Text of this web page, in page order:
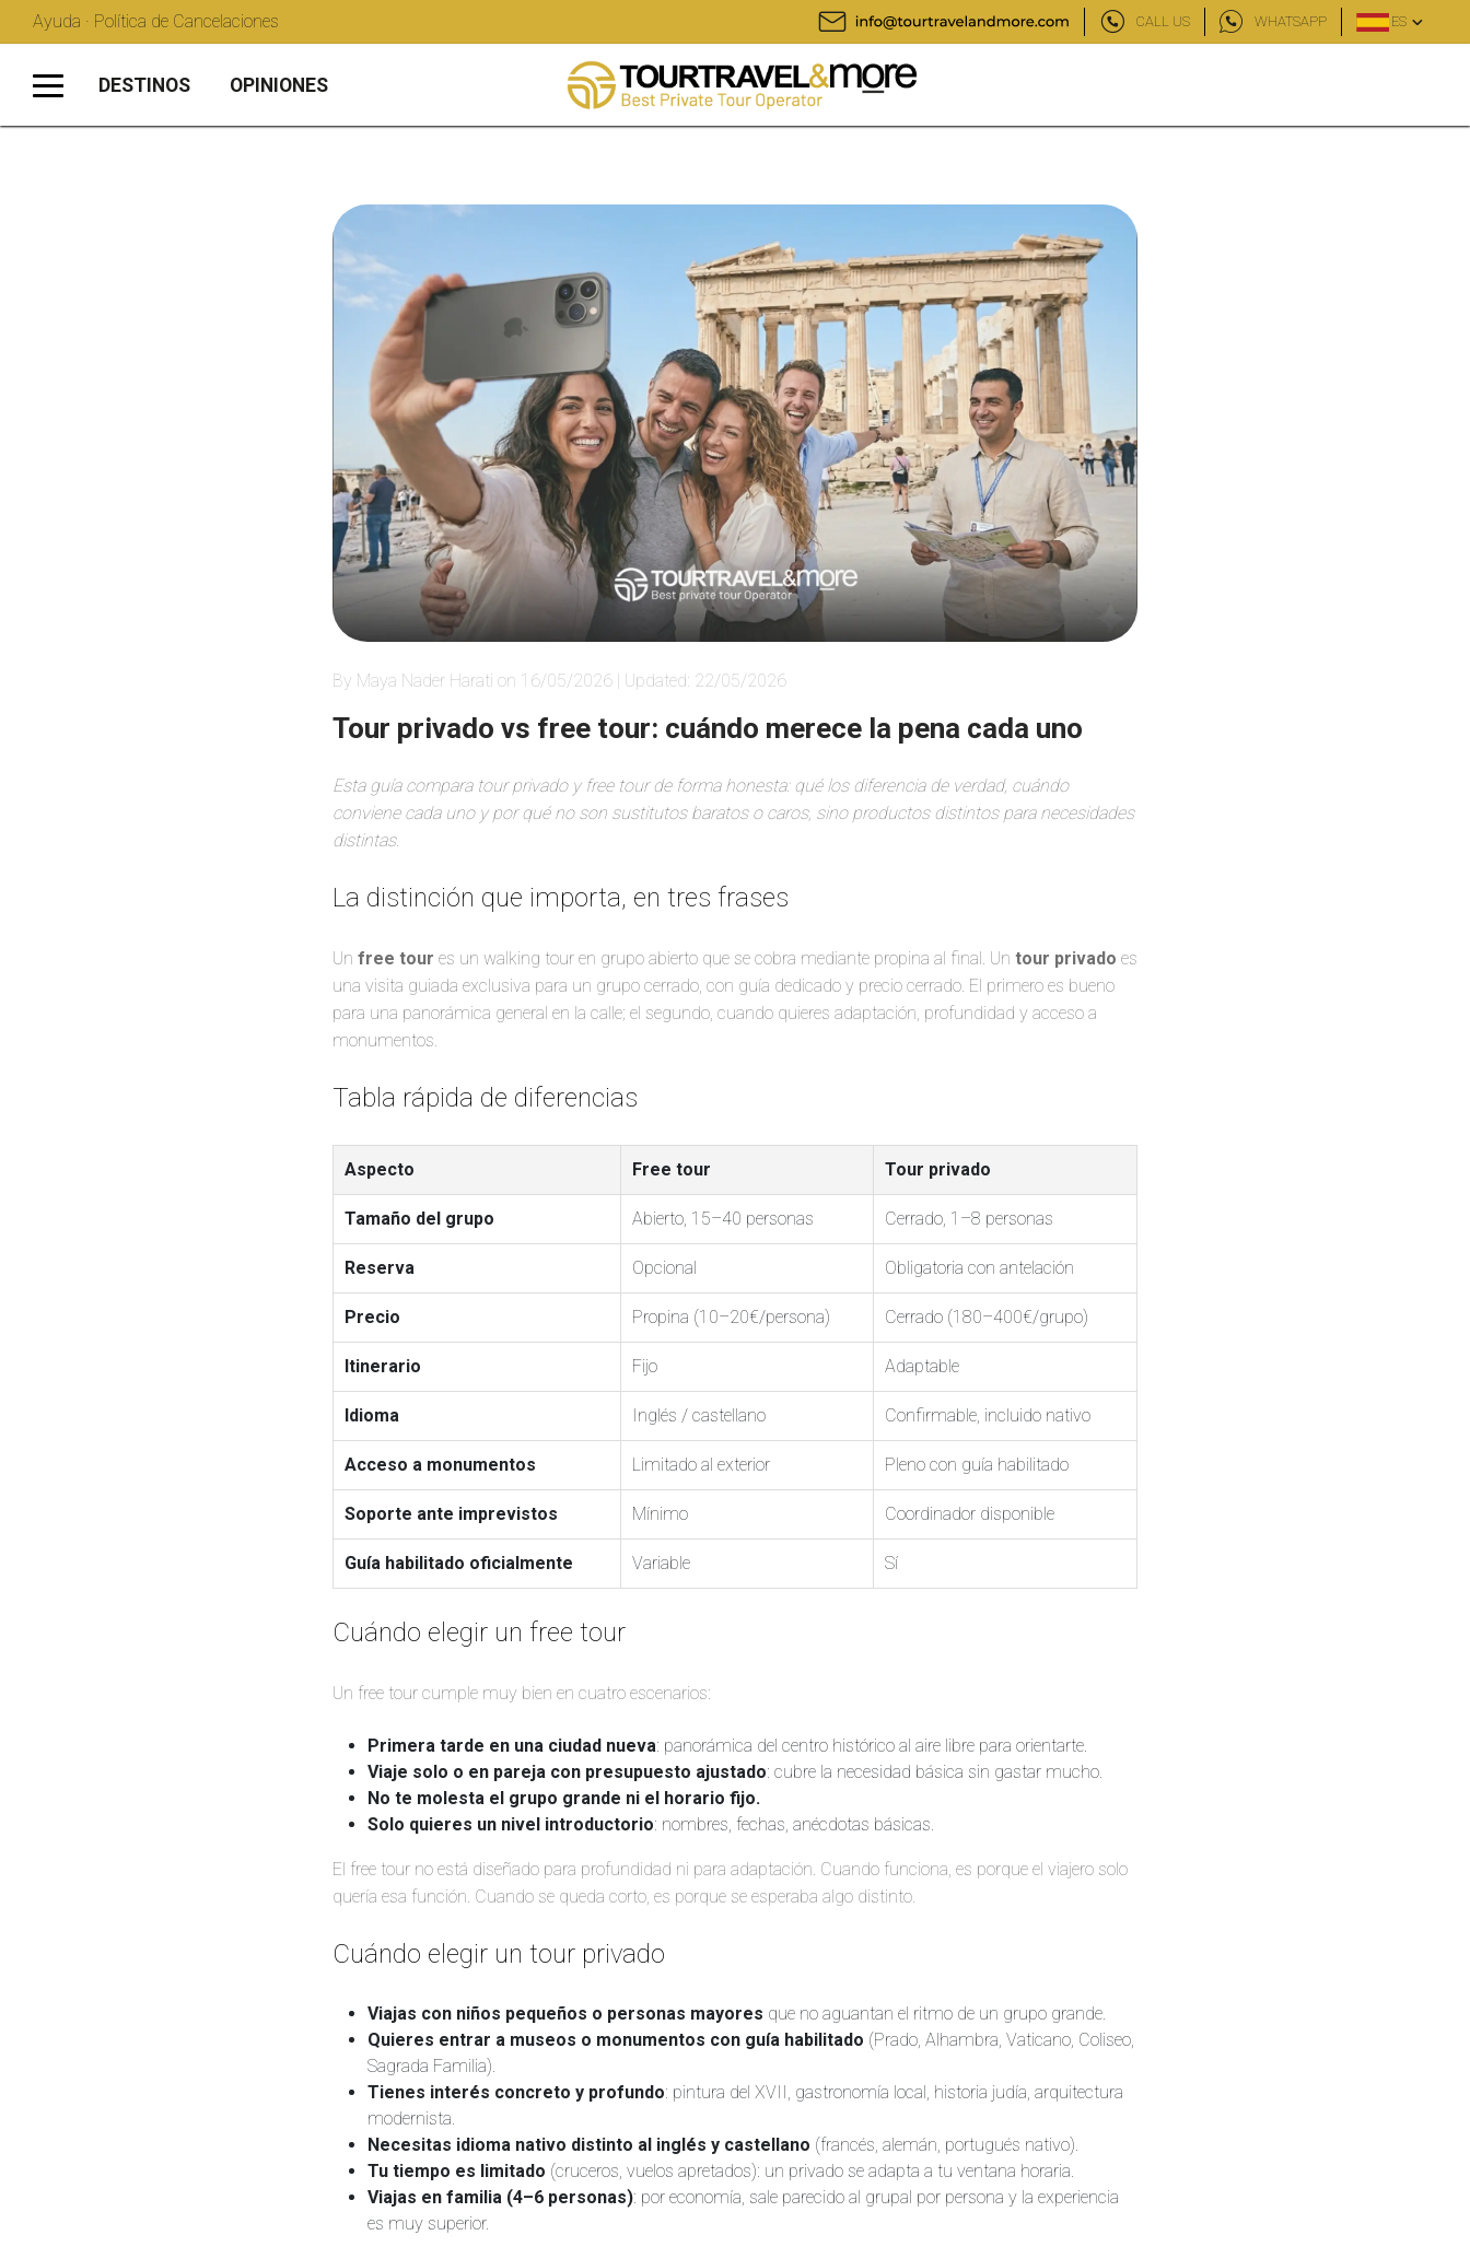
Ayuda · Política de Cancelaciones CALL US WHATSAPP ES
DESTINOS OPINIONES
By Maya Nader Harati on 16/05/2026 | Updated: 22/05/2026
Tour privado vs free tour: cuándo merece la pena cada uno
Esta guía compara tour privado y free tour de forma honesta: qué los diferencia de verdad, cuándo
conviene cada uno y por qué no son sustitutos baratos o caros, sino productos distintos para necesidades
distintas.
La distinción que importa, en tres frases
Un free tour es un walking tour en grupo abierto que se cobra mediante propina al final. Un tour privado es
una visita guiada exclusiva para un grupo cerrado, con guía dedicado y precio cerrado. El primero es bueno
para una panorámica general en la calle; el segundo, cuando quieres adaptación, profundidad y acceso a
monumentos.
Tabla rápida de diferencias
Aspecto Free tour Tour privado
Tamaño del grupo Abierto, 15–40 personas Cerrado, 1–8 personas
Reserva Opcional Obligatoria con antelación
Precio Propina (10–20€/persona) Cerrado (180–400€/grupo)
Itinerario Fijo Adaptable
Idioma Inglés / castellano Confirmable, incluido nativo
Acceso a monumentos Limitado al exterior Pleno con guía habilitado
Soporte ante imprevistos Mínimo Coordinador disponible
Guía habilitado oficialmente Variable Sí
Cuándo elegir un free tour
Un free tour cumple muy bien en cuatro escenarios:
Primera tarde en una ciudad nueva: panorámica del centro histórico al aire libre para orientarte.
Viaje solo o en pareja con presupuesto ajustado: cubre la necesidad básica sin gastar mucho.
No te molesta el grupo grande ni el horario fijo.
Solo quieres un nivel introductorio: nombres, fechas, anécdotas básicas.
El free tour no está diseñado para profundidad ni para adaptación. Cuando funciona, es porque el viajero solo
quería esa función. Cuando se queda corto, es porque se esperaba algo distinto.
Cuándo elegir un tour privado
Viajas con niños pequeños o personas mayores que no aguantan el ritmo de un grupo grande.
Quieres entrar a museos o monumentos con guía habilitado (Prado, Alhambra, Vaticano, Coliseo,
Sagrada Familia).
Tienes interés concreto y profundo: pintura del XVII, gastronomía local, historia judía, arquitectura
modernista.
Necesitas idioma nativo distinto al inglés y castellano (francés, alemán, portugués nativo).
Tu tiempo es limitado (cruceros, vuelos apretados): un privado se adapta a tu ventana horaria.
Viajas en familia (4–6 personas): por economía, sale parecido al grupal por persona y la experiencia
es muy superior.